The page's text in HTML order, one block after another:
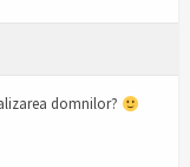
domnilor?